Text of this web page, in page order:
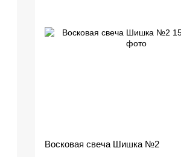
Восковая свеча Шишка №2